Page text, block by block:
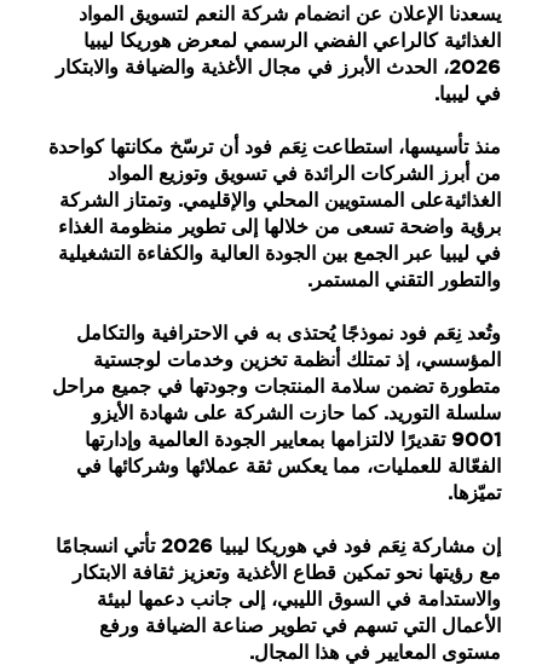
يسعدنا الإعلان عن انضمام شركة النعم لتسويق المواد
الغذائية كالراعي الفضي الرسمي لمعرض هوريكا ليبيا
2026، الحدث الأبرز في مجال الأغذية والضيافة والابتكار
في ليبيا.
منذ تأسيسها، استطاعت نِعَم فود أن ترسّخ مكانتها كواحدة
من أبرز الشركات الرائدة فيتسويق وتوزيع المواد
الغذائيةعلى المستويين المحلي والإقليمي. وتمتاز الشركة
برؤية واضحة تسعى من خلالها إلىتطوير منظومة الغذاء
في ليبيا عبر الجمع بين الجودة العالية والكفاءة التشغيلية
والتطور التقني المستمر .
وتُعد نِعَم فود نموذجًا يُحتذى به في الاحترافية والتكامل
المؤسسي، إذ تمتلك أنظمة تخزين وخدمات لوجستية
متطورة تضمن سلامة المنتجات وجودتها في جميع مراحل
سلسلة التوريد. كما حازت الشركة على شهادة الأيزو
9001 تقديرًا لالتزامها بمعايير الجودة العالمية وإدارتها
الفعّالة للعمليات، مما يعكس ثقة عملائها وشركائها في
تميّزها.
إن مشاركة نِعَم فود في هوريكا ليبيا 2026 تأتي انسجامًا
مع رؤيتها نحوتمكين قطاع الأغذية وتعزيزثقافة الابتكار
والاستدامة في السوق الليبي، إلى جانب دعمها لبيئة
الأعمال التي تسهم فيتطوير صناعة الضيافة ورفع
مستوى المعايير في هذا المجال.